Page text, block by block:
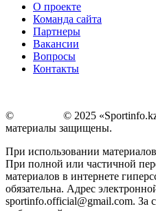
О проекте
Команда сайта
Партнеры
Вакансии
Вопросы
Контакты
©
© 2025
материалы защищены.
При использовании
При полной или частичной
материалов в интернете
обязательна. Адрес
sportinfo.official@gmail.com. За